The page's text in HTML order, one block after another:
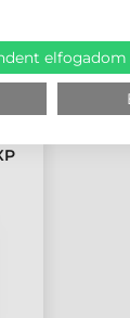
elfogadom